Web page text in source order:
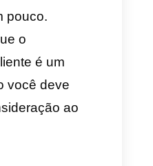
de vendas